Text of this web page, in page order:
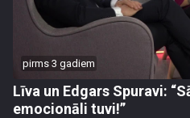
pirms 3 gadiem
Līva un Edgars Spuravi:
emocionāli tuvi!”